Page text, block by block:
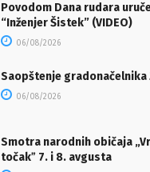
Povodom Dana rudara
“Inženjer Šistek” (VIDEO)
06/08/2026
Saopštenje gradonačelnika
06/08/2026
Smotra narodnih običaja
točakˮ 7. i 8. avgusta